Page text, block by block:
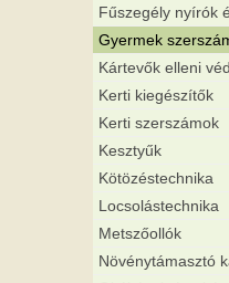
Fűszegély nyírók
Gyermek
Kártevők elleni
Kerti kiegészítők
Kerti szerszámok
Kesztyűk
Kötözéstechnika
Locsolástechnika
Metszőollók
Növénytámasztó